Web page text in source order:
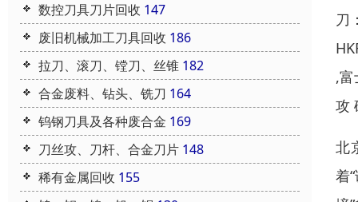
数控刀具刀片回收 147
废旧机械加工刀具回收 186
拉刀、滚刀、镗刀、丝锥 182
合金废料、钻头、铣刀 164
钨钢刀具及各种废合金 169
刀丝攻、刀杆、合金刀片 148
稀有金属回收 155
刀
,
攻
北
着